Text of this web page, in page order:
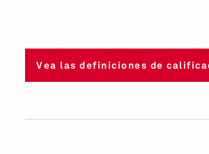
Vea las definiciones de